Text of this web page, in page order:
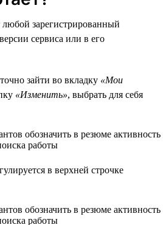
любой зарегистрированный
сервиса или в его
зайти во вкладку «Мои
«Изменить», выбрать для себя
в верхней строчке